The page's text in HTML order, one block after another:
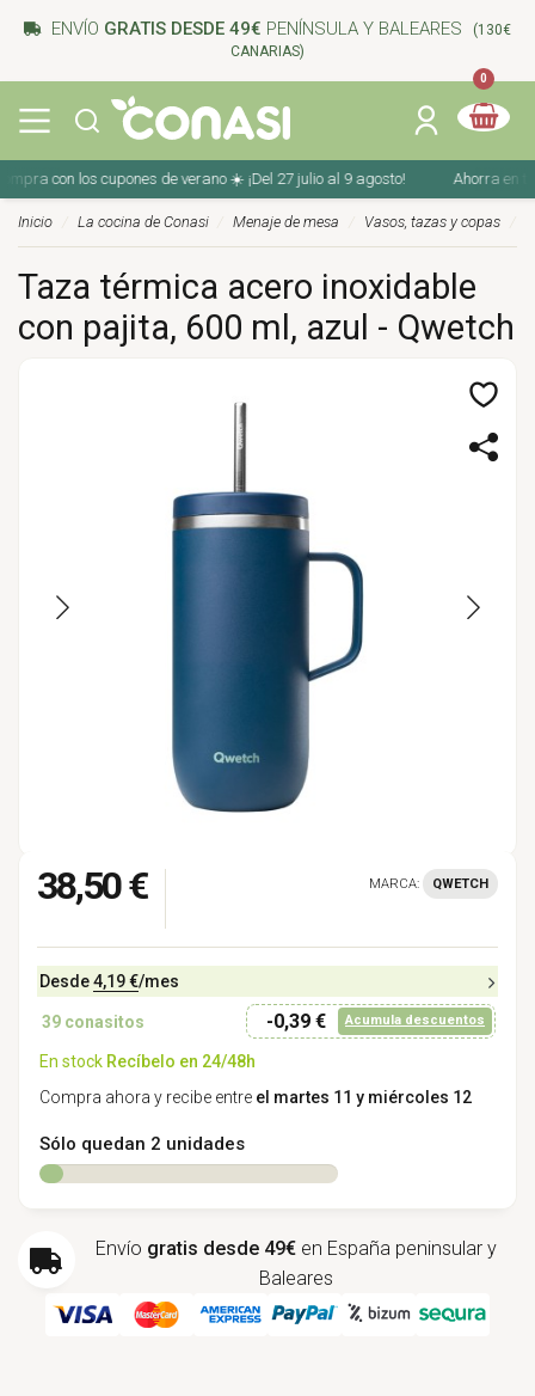
ENVÍO GRATIS DESDE 49€ PENÍNSULA Y BALEARES
(130€
CANARIAS)
0
con los cupones de verano ☀️ ¡Del 27 julio al 9 agosto! Ahorra en tu
Inicio La cocina de Conasi Menaje de mesa Vasos, tazas y copas
Taza térmica acero inoxidable
con pajita, 600 ml, azul - Qwetch
38,50 € MARCA: QWETCH
Desde4,19 €/mes
39 conasitos -0,39 € Acumula descuentos
En stock Recíbelo en 24/48h
Compra ahora y recibe entre el martes 11 y miércoles 12
Sólo quedan 2 unidades
Envío gratis desde 49€ en España peninsular y
Baleares